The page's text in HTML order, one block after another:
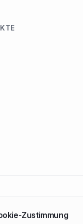
Zustimmung